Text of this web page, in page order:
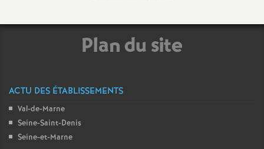
l
a
Plan du site
ACTU DES ÉTABLISSEMENTS
Val-de-Marne
Seine-Saint-Denis
Seine-et-Marne